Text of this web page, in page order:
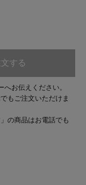
する
お伝えください。
もご注文いただけま
の商品はお電話でも